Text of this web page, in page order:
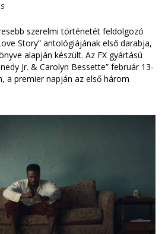
szerelmi történetét feldolgozó
Story” antológiájának első darabja,
alapján készült. Az FX gyártású
Jr. & Carolyn Bessette” február 13-
a premier napján az első három